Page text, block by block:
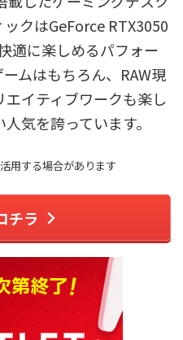
クはGeForce RTX3050
適に楽しめるパフォー
ムはもちろん、RAW現
イティブワークも楽し
気を誇っています。
用する場合があります
チラ